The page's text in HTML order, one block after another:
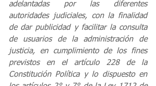
adelantadas por las diferentes
autoridades judiciales, con la finalidad
de dar publicidad y facilitar la consulta
de usuarios de la administración de
justicia, en cumplimiento de los fines
previstos en el artículo 228 de la
Constitución Política y lo dispuesto en